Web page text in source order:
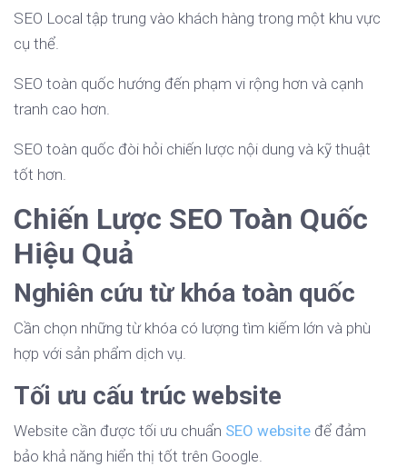
SEO Local tập trung vào khách hàng trong một khu vực
cụ thể.
SEO toàn quốc hướng đến phạm vi rộng hơn và cạnh
tranh cao hơn.
SEO toàn quốc đòi hỏi chiến lược nội dung và kỹ thuật
tốt hơn.
Chiến Lược SEO Toàn Quốc
Hiệu Quả
Nghiên cứu từ khóa toàn quốc
Cần chọn những từ khóa có lượng tìm kiếm lớn và phù
hợp với sản phẩm dịch vụ.
Tối ưu cấu trúc website
Website cần được tối ưu chuẩn SEO website để đảm
bảo khả năng hiển thị tốt trên Google.